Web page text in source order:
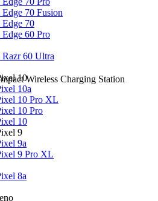
70 Fusion
70
60 Pro
60 Ultra
10
10a
10 Pro XL
10 Pro
10
9
9a
9 Pro XL
8a
Wireless Charging Station